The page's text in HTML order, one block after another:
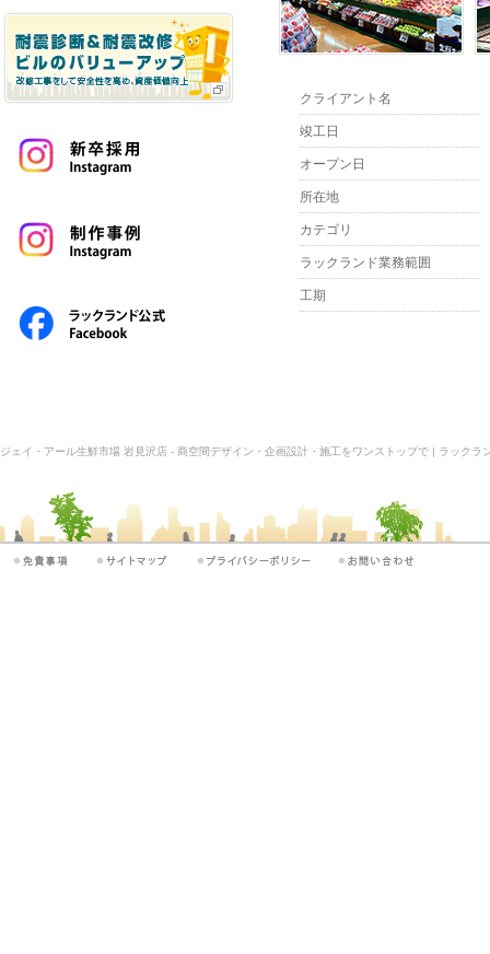
クライアント名
竣工日
オープン日
所在地
カテゴリ
ラックランド業務範囲
工期
ジェイ・アール生鮮市場 岩見沢店 - 商空間デザイン・企画設計・施工をワンストップで | ラックラ